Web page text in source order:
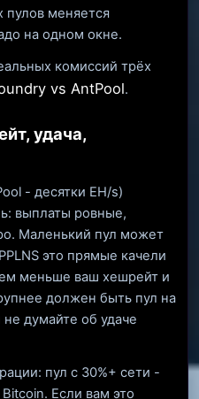
пулов меняется
на одном окне.
комиссий трёх
vs AntPool.
удача,
- десятки EH/s)
выплаты ровные,
Маленький пул может
это прямые качели
меньше ваш хешрейт и
должен быть пул на
не думайте об удаче
пул с 30%+ сети -
Если вам это